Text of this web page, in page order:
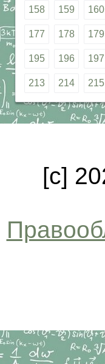
158 159 160
177 178 179
195 196 197
213 214 215
[c]